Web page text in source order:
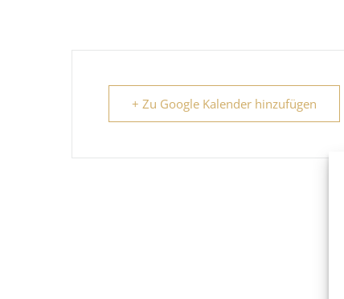
+ Zu Google Kalender hinzufügen